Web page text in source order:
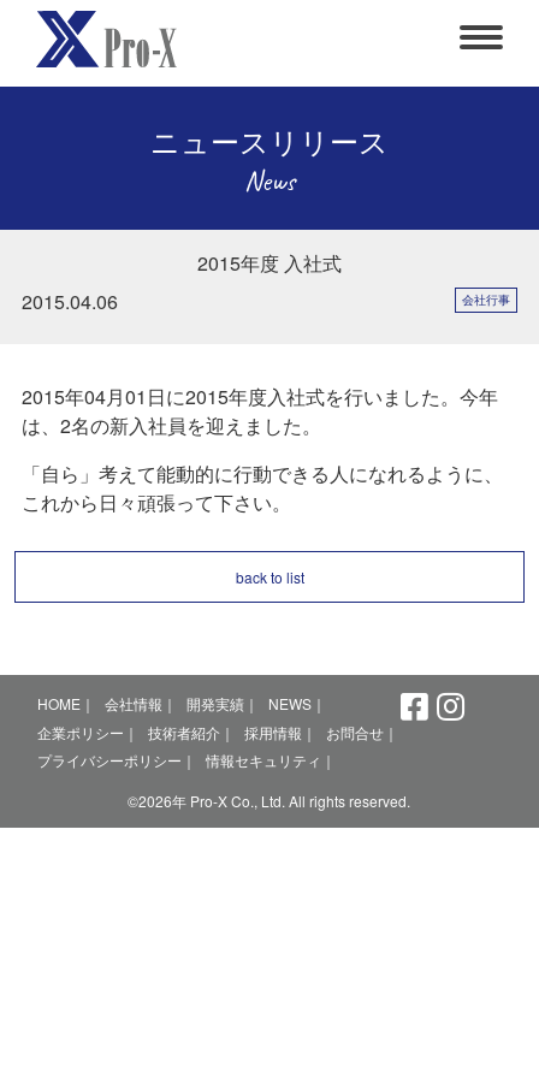
ニュースリリース
News
2015年度 入社式
2015.04.06
会社行事
2015年04月01日に2015年度入社式を行いました。今年
は、2名の新入社員を迎えました。
「自ら」考えて能動的に行動できる人になれるように、
これから日々頑張って下さい。
back to list
HOME 会社情報 開発実績
NEWS
企業ポリシー
技術者紹介 採用情報
お問合せ
プライバシーポリシー
情報セキュリティ
©2026年 Pro-X Co., Ltd. All rights reserved.